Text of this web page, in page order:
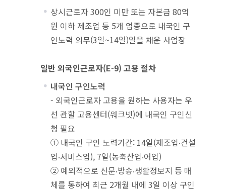
상시근로자 300인 미만 또는 자본금 80억
원 이하 제조업 등 5개 업종으로 내국인 구
인노력 의무(3일~14일)일을 채운 사업장
일반 외국인근로자(E-9) 고용 절차
내국인 구인노력
- 외국인근로자 고용을 원하는 사용자는 우
선 관할 고용센터(워크넷)에 내국인 구인신
청 필요
① 내국인 구인 노력기간: 14일(제조업‧건설
업‧서비스업), 7일(농축산업‧어업)
② 예외적으로 신문‧방송‧생활정보지 등 매
체를 통하여 최근 2개월 내에 3일 이상 구인